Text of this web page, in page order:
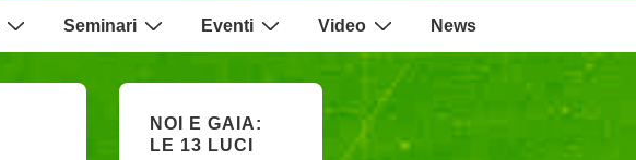
Seminari Eventi Video News
NOI E GAIA:
LE 13 LUCI